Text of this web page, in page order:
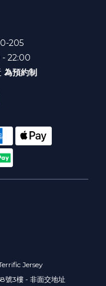
205
- 22:00
為預約制
Jersey
號3樓 - 非面交地址